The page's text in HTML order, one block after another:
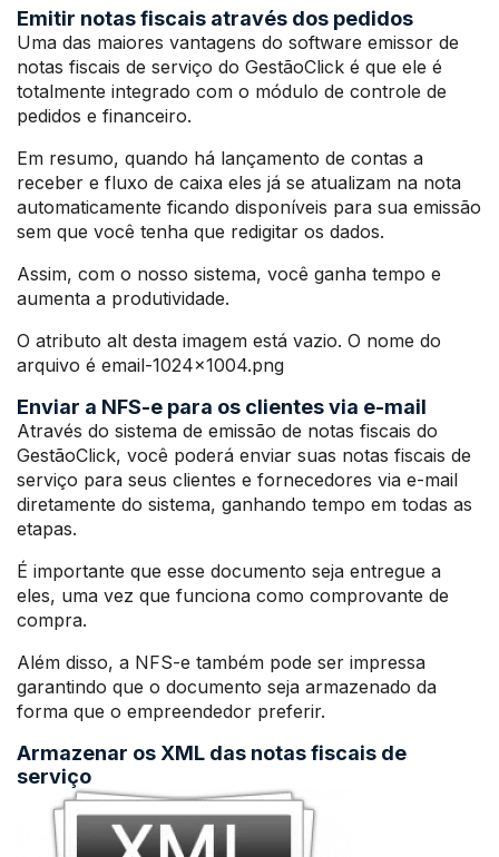
Emitir notas fiscais através dos pedidos
Uma das maiores vantagens do software emissor de
notas fiscais de serviço do GestãoClick é que ele é
totalmente integrado com o módulo de controle de
pedidos e financeiro.
Em resumo, quando há lançamento de contas a
receber e fluxo de caixa eles já se atualizam na nota
automaticamente ficando disponíveis para sua emissão
sem que você tenha que redigitar os dados.
Assim, com o nosso sistema, você ganha tempo e
aumenta a produtividade.
O atributo alt desta imagem está vazio. O nome do
arquivo é email-1024×1004.png
Enviar a NFS-e para os clientes via e-mail
Através do sistema de emissão de notas fiscais do
GestãoClick, você poderá enviar suas notas fiscais de
serviço para seus clientes e fornecedores via e-mail
diretamente do sistema, ganhando tempo em todas as
etapas.
É importante que esse documento seja entregue a
eles, uma vez que funciona como comprovante de
compra.
Além disso, a NFS-e também pode ser impressa
garantindo que o documento seja armazenado da
forma que o empreendedor preferir.
Armazenar os XML das notas fiscais de
serviço